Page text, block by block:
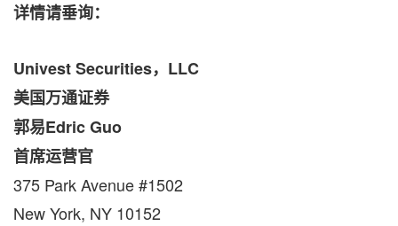
详情请垂询：
Univest Securities，LLC
美国万通证券
郭易Edric Guo
首席运营官
375 Park Avenue #1502
New York, NY 10152